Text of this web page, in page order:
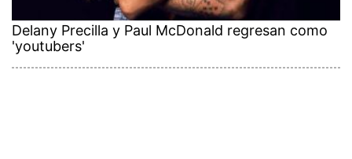
Delany Precilla y Paul McDonald regresan como
'youtubers'